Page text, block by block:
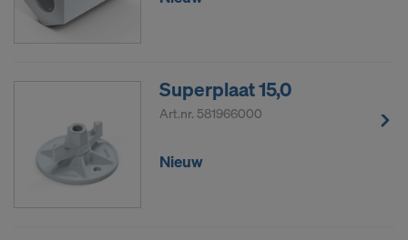
Superplaat 15,0
Art.nr. 581966000
Nieuw